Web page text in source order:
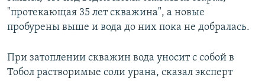
"протекающая 35 лет скважина", а новые
пробурены выше и вода до них пока не добралась.
При затоплении скважин вода уносит с собой в
Тобол растворимые соли урана, сказал эксперт